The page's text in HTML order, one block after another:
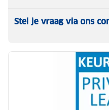
Stel je vraag via ons